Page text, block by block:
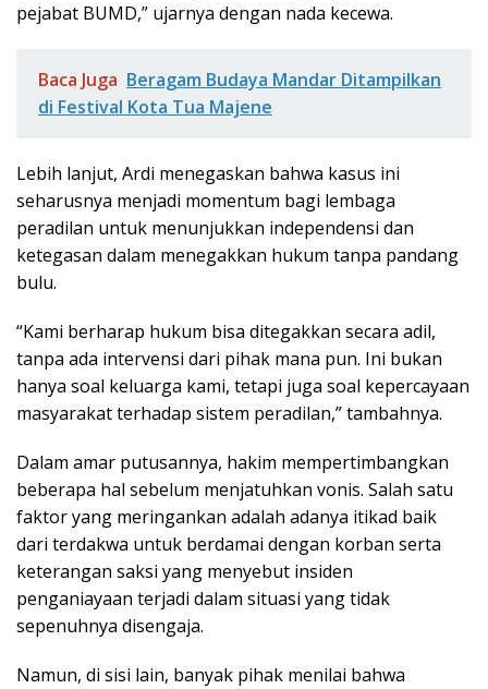
pejabat BUMD,” ujarnya dengan nada kecewa.
Baca Juga Beragam Budaya Mandar Ditampilkan
di Festival Kota Tua Majene
Lebih lanjut, Ardi menegaskan bahwa kasus ini
seharusnya menjadi momentum bagi lembaga
peradilan untuk menunjukkan independensi dan
ketegasan dalam menegakkan hukum tanpa pandang
bulu.
“Kami berharap hukum bisa ditegakkan secara adil,
tanpa ada intervensi dari pihak mana pun. Ini bukan
hanya soal keluarga kami, tetapi juga soal kepercayaan
masyarakat terhadap sistem peradilan,” tambahnya.
Dalam amar putusannya, hakim mempertimbangkan
beberapa hal sebelum menjatuhkan vonis. Salah satu
faktor yang meringankan adalah adanya itikad baik
dari terdakwa untuk berdamai dengan korban serta
keterangan saksi yang menyebut insiden
penganiayaan terjadi dalam situasi yang tidak
sepenuhnya disengaja.
Namun, di sisi lain, banyak pihak menilai bahwa